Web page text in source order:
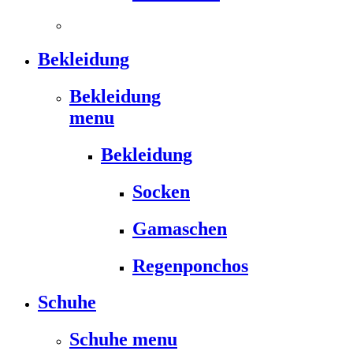
Bekleidung
Bekleidung
menu
Bekleidung
Socken
Gamaschen
Regenponchos
Schuhe
Schuhe menu